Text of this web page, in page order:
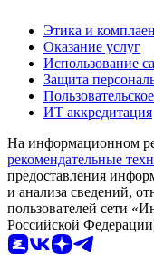
Этика и
Оказание услуг
Использование
Защита
ИТ аккредитация
На информационном
рекомендательные
предоставления
и анализа сведений,
пользователей сети
Российской